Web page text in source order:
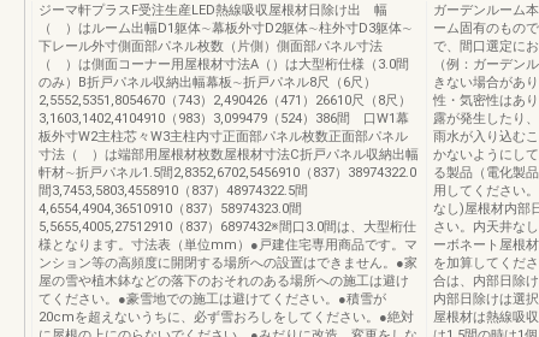
ジーマ軒プラスF受注生産LED熱線吸収屋根材日除け出 幅
（ ）はルーム出幅D1躯体∼幕板外寸D2躯体∼柱外寸D3躯体∼
下レール外寸側面部パネル枚数（片側）側面部パネル寸法
（ ）は側面コーナー用屋根材寸法A（）は大型桁仕様（3.0間
のみ）B折戸パネル収納出幅幕板∼折戸パネル8尺（6尺）
2,5552,5351,8054670（743）2,490426（471）26610尺（8尺）
3,1603,1402,4104910（983）3,099479（524）386間 口W1幕
板外寸W2主柱芯々W3主柱内寸正面部パネル枚数正面部パネル
寸法（ ）は端部用屋根材枚数屋根材寸法C折戸パネル収納出幅
軒材∼折戸パネル1.5間2,8352,6702,5456910（837）38974322.0
間3,7453,5803,4558910（837）48974322.5間
4,6554,4904,36510910（837）58974323.0間
5,5655,4005,27512910（837）6897432※間口3.0間は、大型桁仕
様となります。寸法表（単位mm）●戸建住宅専用商品です。マ
ンション等の高頻度に開閉する場所への設置はできません。●家
屋の雪や植木鉢などの落下のおそれのある場所への施工は避け
てください。●豪雪地での施工は避けてください。●積雪が
20cmを超えないうちに、必ず雪おろしをしてください。●絶対
ガーデンルーム
ーム固有のもの
で、間口選定に
（例：ガーデン
きない場合があ
性・気密性はあ
露が発生したり
雨水が入り込む
かないようにし
る製品（電化製
用してください
なし)屋根材内部
さい。内天井な
ーボネート屋根
を加算してくだ
合は、内部日除
内部日除けは選
屋根材は熱線吸